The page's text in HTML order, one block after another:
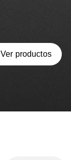
Ver productos